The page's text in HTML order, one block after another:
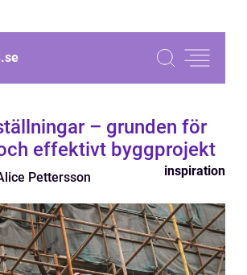
se
– grunden för
effektivt byggprojekt
Pettersson inspiration